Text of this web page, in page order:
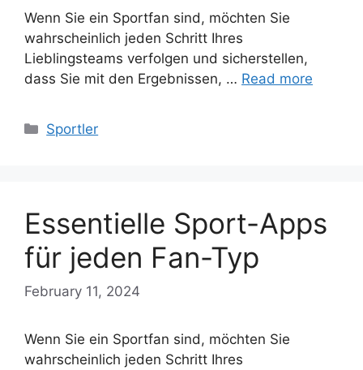
Wenn Sie ein Sportfan sind, möchten Sie
wahrscheinlich jeden Schritt Ihres
Lieblingsteams verfolgen und sicherstellen,
dass Sie mit den Ergebnissen, … Read more
Categories
Sportler
Essentielle Sport-Apps
für jeden Fan-Typ
February 11, 2024
Wenn Sie ein Sportfan sind, möchten Sie
wahrscheinlich jeden Schritt Ihres